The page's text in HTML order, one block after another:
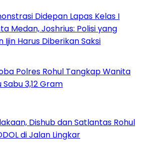
Didepan Lapas Kelas I
Medan, Joshrius: Polisi yang
Harus Diberikan Saksi
Polres Rohul Tangkap Wanita
3,12 Gram
Dishub dan Satlantas Rohul
di Jalan Lingkar